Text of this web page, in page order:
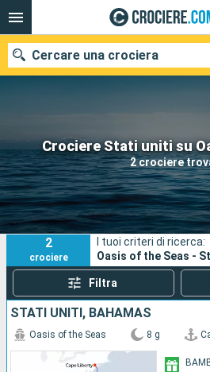
Crociere Stati uniti su
2 crociere
Cercare una crociera
Le nostre destinazioni
Mesi di partenza
Porti
2
crociere
I tuoi criteri di ricerca:
Oasis of the Seas -
Filtra
STATI UNITI, BAHAMAS
Oasis of the Seas 8 g